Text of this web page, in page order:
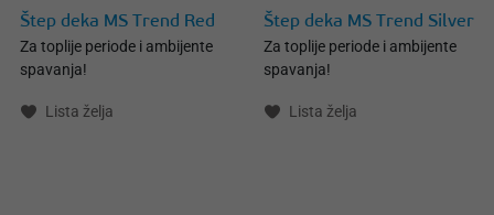
Štep deka MS Trend Red
Za toplije periode i ambijente
spavanja!
Lista želja
Štep deka MS Trend Silver
Za toplije periode i ambijente
spavanja!
Lista želja